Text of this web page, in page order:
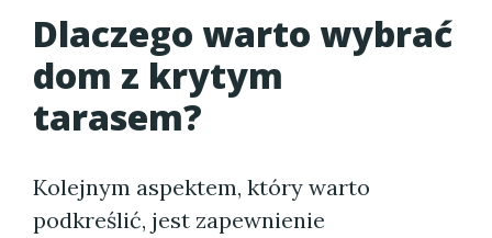
Dlaczego warto wybrać
dom z krytym
tarasem?
Kolejnym aspektem, który warto
podkreślić, jest zapewnienie